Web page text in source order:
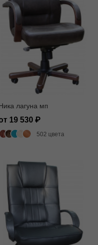
лагуна мп
19 530
502 цвета